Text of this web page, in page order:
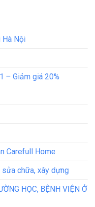
Hà Nội
– Giảm giá 20%
Carefull Home
chữa, xây dựng
HỌC, BỆNH VIỆN Ở